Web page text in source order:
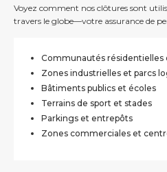
Voyez comment nos clôtures sont
travers le globe—votre assurance de
Communautés résidentielles
Zones industrielles et parcs
Bâtiments publics et écoles
Terrains de sport et stades
Parkings et entrepôts
Zones commerciales et